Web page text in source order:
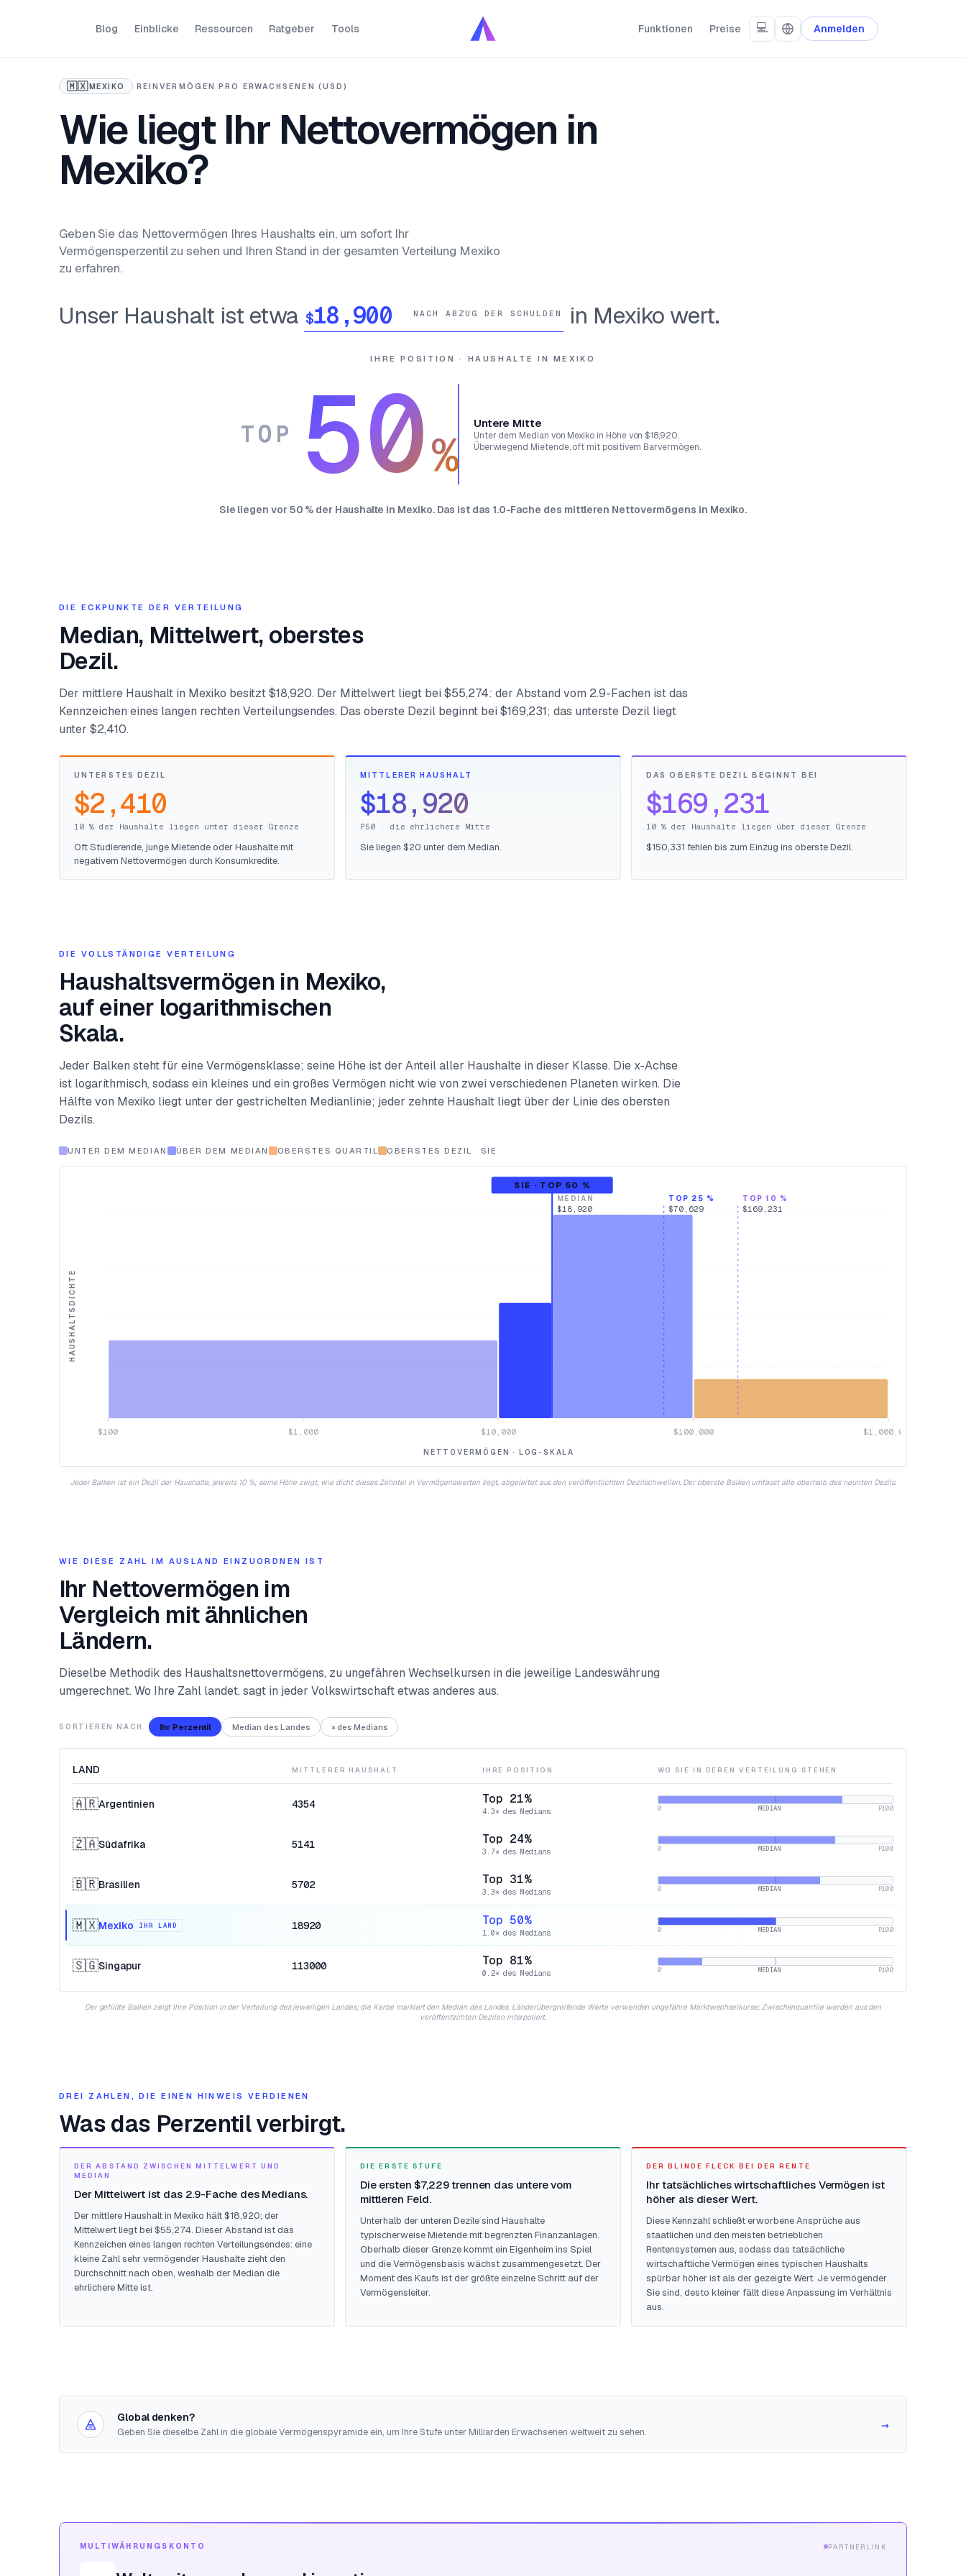
Blog Einblicke Ressourcen Ratgeber Tools Funktionen Preise 💻 Anmelden
🇲🇽MEXIKO · REINVERMÖGEN PRO ERWACHSENEN (USD)
Wie liegt Ihr Nettovermögen in
Mexiko?
Geben Sie das Nettovermögen Ihres Haushalts ein, um sofort Ihr
Vermögensperzentil zu sehen und Ihren Stand in der gesamten Verteilung Mexiko
zu erfahren.
Unser Haushalt ist etwa $ NACH ABZUG DER SCHULDEN in Mexiko wert.
IHRE POSITION · HAUSHALTE IN MEXIKO
TOP 50%
Untere Mitte
Unter dem Median von Mexiko in Höhe von $18,920.
Überwiegend Mietende, oft mit positivem Barvermögen.
Sie liegen vor 50 % der Haushalte in Mexiko. Das ist das 1.0-Fache des mittleren Nettovermögens in Mexiko.
DIE ECKPUNKTE DER VERTEILUNG
Median, Mittelwert, oberstes
Dezil.
Der mittlere Haushalt in Mexiko besitzt $18,920. Der Mittelwert liegt bei $55,274: der Abstand vom 2.9-Fachen ist das
Kennzeichen eines langen rechten Verteilungsendes. Das oberste Dezil beginnt bei $169,231; das unterste Dezil liegt
unter $2,410.
UNTERSTES DEZIL
$2,410
10 % der Haushalte liegen unter dieser Grenze
Oft Studierende, junge Mietende oder Haushalte mit
negativem Nettovermögen durch Konsumkredite.
MITTLERER HAUSHALT
$18,920
P50 · die ehrlichere Mitte
Sie liegen $20 unter dem Median.
DAS OBERSTE DEZIL BEGINNT BEI
$169,231
10 % der Haushalte liegen über dieser Grenze
$150,331 fehlen bis zum Einzug ins oberste Dezil.
DIE VOLLSTÄNDIGE VERTEILUNG
Haushaltsvermögen in Mexiko,
auf einer logarithmischen
Skala.
Jeder Balken steht für eine Vermögensklasse; seine Höhe ist der Anteil aller Haushalte in dieser Klasse. Die x-Achse
ist logarithmisch, sodass ein kleines und ein großes Vermögen nicht wie von zwei verschiedenen Planeten wirken. Die
Hälfte von Mexiko liegt unter der gestrichelten Medianlinie; jeder zehnte Haushalt liegt über der Linie des obersten
Dezils.
UNTER DEM MEDIAN ÜBER DEM MEDIAN OBERSTES QUARTIL OBERSTES DEZIL SIE
$100 $1,000 $10,000 $100,000 $1,000,000
HAUSHALTSDICHTE
NETTOVERMÖGEN · LOG-SKALA
MEDIAN
$18,920
TOP 25 %
$70,629
TOP 10 %
$169,231
SIE · TOP 50 %
Jeder Balken ist ein Dezil der Haushalte, jeweils 10 %; seine Höhe zeigt, wie dicht dieses Zehntel in Vermögenswerten liegt, abgeleitet aus den veröffentlichten Dezilschwellen. Der oberste Balken umfasst alle oberhalb des neunten Dezils.
WIE DIESE ZAHL IM AUSLAND EINZUORDNEN IST
Ihr Nettovermögen im
Vergleich mit ähnlichen
Ländern.
Dieselbe Methodik des Haushaltsnettovermögens, zu ungefähren Wechselkursen in die jeweilige Landeswährung
umgerechnet. Wo Ihre Zahl landet, sagt in jeder Volkswirtschaft etwas anderes aus.
SORTIEREN NACH Ihr Perzentil Median des Landes × des Medians
LAND MITTLERER HAUSHALT IHRE POSITION WO SIE IN DEREN VERTEILUNG STEHEN
🇦🇷Argentinien 4354 Top 21%
4.3× des Medians 0 MEDIAN P100
🇿🇦Südafrika 5141 Top 24%
3.7× des Medians 0 MEDIAN P100
🇧🇷Brasilien 5702 Top 31%
3.3× des Medians 0 MEDIAN P100
🇲🇽Mexiko IHR LAND 18920 Top 50%
1.0× des Medians 0 MEDIAN P100
🇸🇬Singapur 113000 Top 81%
0.2× des Medians 0 MEDIAN P100
Der gefüllte Balken zeigt Ihre Position in der Verteilung des jeweiligen Landes; die Kerbe markiert den Median des Landes. Länderübergreifende Werte verwenden ungefähre Marktwechselkurse; Zwischenquantile werden aus den
veröffentlichten Dezilen interpoliert.
DREI ZAHLEN, DIE EINEN HINWEIS VERDIENEN
Was das Perzentil verbirgt.
DER ABSTAND ZWISCHEN MITTELWERT UND
MEDIAN
Der Mittelwert ist das 2.9-Fache des Medians.
Der mittlere Haushalt in Mexiko hält $18,920; der
Mittelwert liegt bei $55,274. Dieser Abstand ist das
Kennzeichen eines langen rechten Verteilungsendes: eine
kleine Zahl sehr vermögender Haushalte zieht den
Durchschnitt nach oben, weshalb der Median die
ehrlichere Mitte ist.
DIE ERSTE STUFE
Die ersten $7,229 trennen das untere vom
mittleren Feld.
Unterhalb der unteren Dezile sind Haushalte
typischerweise Mietende mit begrenzten Finanzanlagen.
Oberhalb dieser Grenze kommt ein Eigenheim ins Spiel
und die Vermögensbasis wächst zusammengesetzt. Der
Moment des Kaufs ist der größte einzelne Schritt auf der
Vermögensleiter.
DER BLINDE FLECK BEI DER RENTE
Ihr tatsächliches wirtschaftliches Vermögen ist
höher als dieser Wert.
Diese Kennzahl schließt erworbene Ansprüche aus
staatlichen und den meisten betrieblichen
Rentensystemen aus, sodass das tatsächliche
wirtschaftliche Vermögen eines typischen Haushalts
spürbar höher ist als der gezeigte Wert. Je vermögender
Sie sind, desto kleiner fällt diese Anpassung im Verhältnis
aus.
Global denken?
Geben Sie dieselbe Zahl in die globale Vermögenspyramide ein, um Ihre Stufe unter Milliarden Erwachsenen weltweit zu sehen. →
MULTIWÄHRUNGSKONTO PARTNERLINK